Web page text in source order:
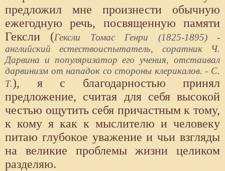
предложил мне произнести обычную
ежегодную речь, посвященную памяти
Гексли (Гексли Томас Генри (1825-1895) -
английский естествоиспытатель, соратник Ч.
Дарвина и популяризатор его учения, отстаивал
дарвинизм от нападок со стороны клерикалов. - С.
Т.), я с благодарностью принял
предложение, считая для себя высокой
честью ощутить себя причастным к тому,
к кому я как к мыслителю и человеку
питаю глубокое уважение и чьи взгляды
на великие проблемы жизни целиком
разделяю.